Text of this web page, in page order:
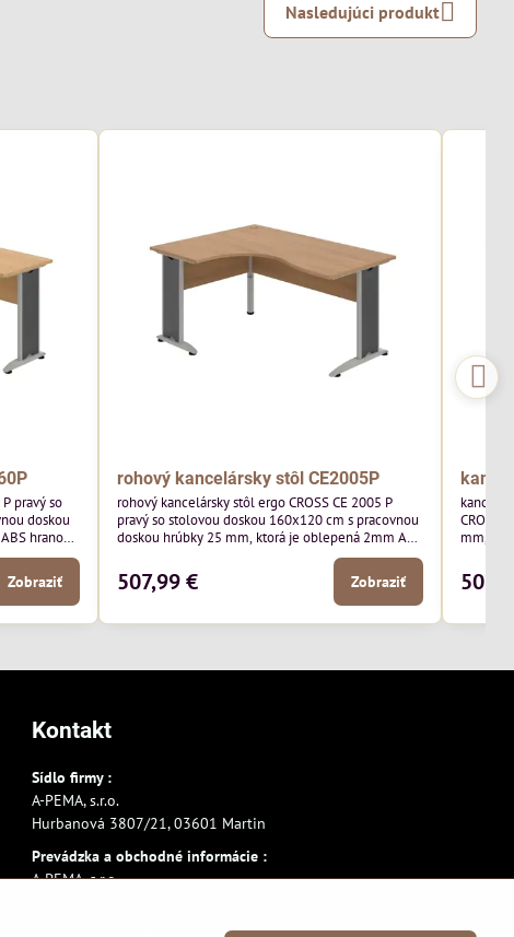
Nasledujúci produkt
pravý so
doskou
hranou
Zobraziť
rohový kancelársky stôl CE2005P
rohový kancelársky stôl ergo CROSS CE 2005 P
pravý so stolovou doskou 160x120 cm s pracovnou
doskou hrúbky 25 mm, ktorá je oblepená 2mm ABS
hranou chrániacou pred poškodením. Kovová noha
je dostupná v sivej alebo čiernej farbe.
507,99 € Zobraziť
CROSS
mm,
Kontakt
Sídlo firmy :
A-PEMA, s.r.o.
Hurbanová 3807/21, 03601 Martin
Prevádzka a obchodné informácie :
A-PEMA, s.r.o.